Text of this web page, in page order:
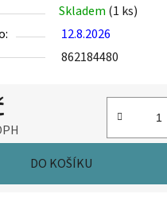
Skladem (1 ks)
12.8.2026
862184480
DO KOŠÍKU